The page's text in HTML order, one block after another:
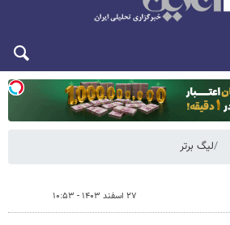
لیگ برتر
۲۷ اسفند ۱۴۰۳ - ۱۰:۵۳